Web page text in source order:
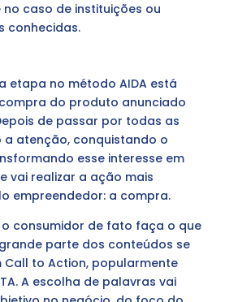
caso de instituições ou
conhecidas.
etapa no método AIDA está
do produto anunciado
de passar por todas as
a atenção, conquistando o
esse interesse em
vai realizar a ação mais
empreendedor: a compra.
o consumidor de fato faça o que
parte dos conteúdos se
Call to Action, popularmente
A escolha de palavras vai